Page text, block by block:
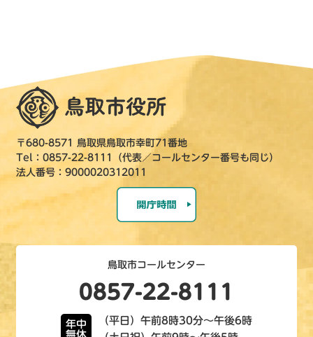
〒680-8571 鳥取県鳥取市幸町71番地
Tel：0857-22-8111（代表／コールセンター番号も同じ）
法人番号：9000020312011
鳥取市コールセンター
0857-22-8111
年中
無休
（平日）午前8時30分～午後6時